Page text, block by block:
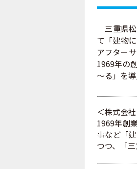
三重県
て「建物
アフター
1969年の
～る」を導
＜株式会
1969年創
事など「
つつ、「